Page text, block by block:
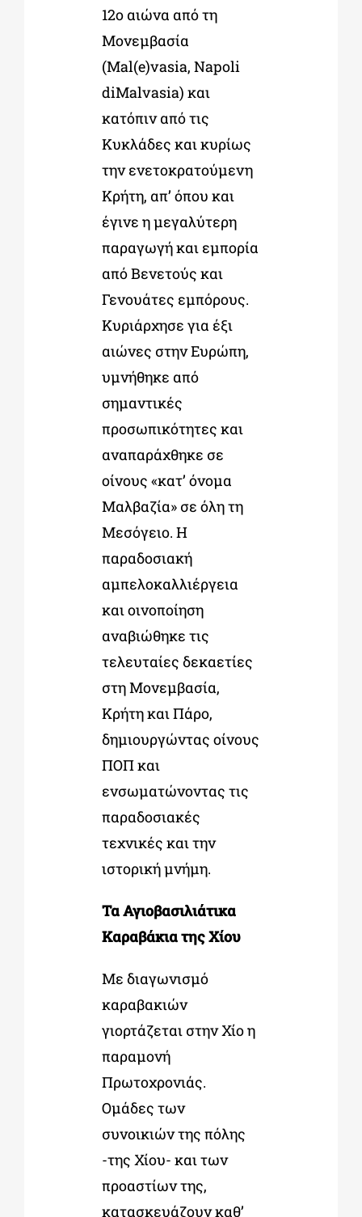
12οαιώνα από τη
Μονεμβασία
(Mal(e)vasia, Napoli
diMalvasia) και
κατόπιν από τις
Κυκλάδες και κυρίως
την ενετοκρατούμενη
Κρήτη, απ’ όπου και
έγινε η μεγαλύτερη
παραγωγή και εμπορία
από Βενετούς και
Γενουάτες εμπόρους.
Κυριάρχησε για έξι
αιώνες στην Ευρώπη,
υμνήθηκε από
σημαντικές
προσωπικότητες και
αναπαράχθηκε σε
οίνους «κατ’ όνομα
Μαλβαζία» σε όλη τη
Μεσόγειο. Η
παραδοσιακή
αμπελοκαλλιέργεια
και οινοποίηση
αναβιώθηκε τις
τελευταίες δεκαετίες
στη Μονεμβασία,
Κρήτη και Πάρο,
δημιουργώντας οίνους
ΠΟΠ και
ενσωματώνοντας τις
παραδοσιακές
τεχνικές και την
ιστορική μνήμη.
Τα Αγιοβασιλιάτικα
Καραβάκια της Χίου
Με διαγωνισμό
καραβακιών
γιορτάζεται στην Χίο η
παραμονή
Πρωτοχρονιάς.
Ομάδες των
συνοικιών της πόλης
-της Χίου- και των
προαστίων της,
κατασκευάζουν καθ’